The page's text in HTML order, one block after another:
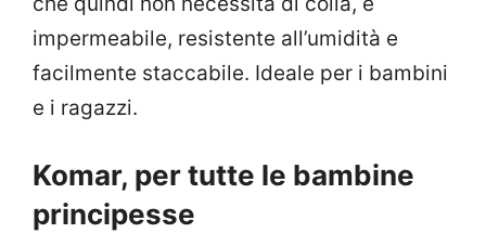
impermeabile, resistente all’umidità e
facilmente staccabile. Ideale per i bambini
e i ragazzi.
Komar, per tutte le bambine
principesse